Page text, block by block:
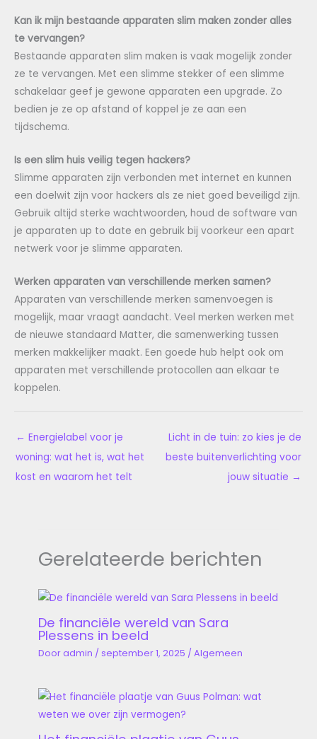
Kan ik mijn bestaande apparaten slim maken zonder alles
te vervangen?
Bestaande apparaten slim maken is vaak mogelijk zonder
ze te vervangen. Met een slimme stekker of een slimme
schakelaar geef je gewone apparaten een upgrade. Zo
bedien je ze op afstand of koppel je ze aan een
tijdschema.
Is een slim huis veilig tegen hackers?
Slimme apparaten zijn verbonden met internet en kunnen
een doelwit zijn voor hackers als ze niet goed beveiligd zijn.
Gebruik altijd sterke wachtwoorden, houd de software van
je apparaten up to date en gebruik bij voorkeur een apart
netwerk voor je slimme apparaten.
Werken apparaten van verschillende merken samen?
Apparaten van verschillende merken samenvoegen is
mogelijk, maar vraagt aandacht. Veel merken werken met
de nieuwe standaard Matter, die samenwerking tussen
merken makkelijker maakt. Een goede hub helpt ook om
apparaten met verschillende protocollen aan elkaar te
koppelen.
← Energielabel voor je
woning: wat het is, wat het
kost en waarom het telt
Licht in de tuin: zo kies je de
beste buitenverlichting voor
jouw situatie →
Gerelateerde berichten
De financiële wereld van Sara
Plessens in beeld
Dooradmin /september 1, 2025 /Algemeen